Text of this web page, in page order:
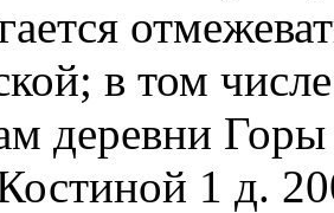
в том
деревни
1 д.